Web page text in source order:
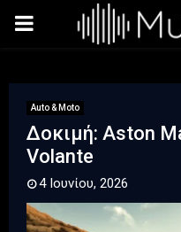
PRIMARY
Auto & Moto
Δοκιμή: Aston
Volante
4 Ιουνίου, 2026